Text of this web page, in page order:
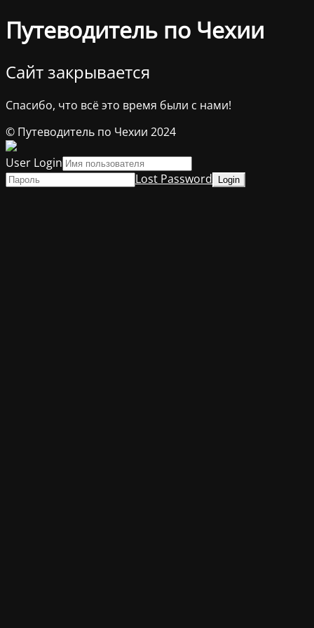
Путеводитель по Чехии
Сайт закрывается
Спасибо, что всё это время были с нами!
© Путеводитель по Чехии 2024
User Login
Lost Password